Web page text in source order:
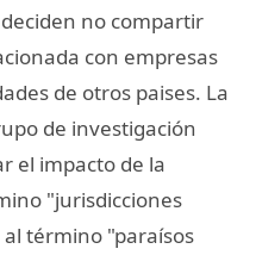
no compartir
con empresas
de otros paises. La
de investigación
el impacto de la
"jurisdicciones
término "paraísos